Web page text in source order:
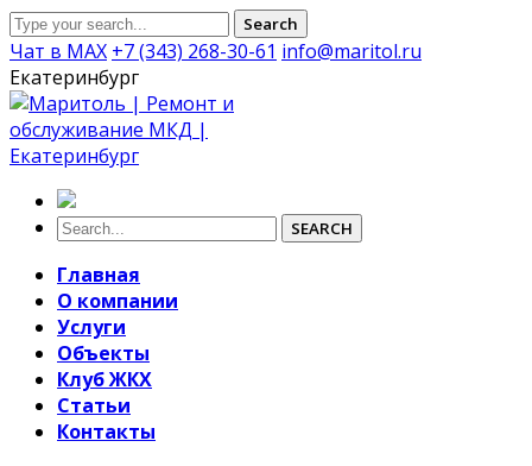
Search
Чат в MAX +7 (343) 268-30-61 info@maritol.ru
Екатеринбург
SEARCH
Главная
О компании
Услуги
Объекты
Клуб ЖКХ
Статьи
Контакты